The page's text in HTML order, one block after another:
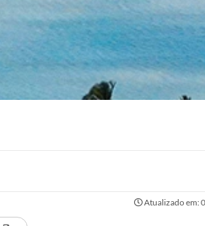
Atualizado em: